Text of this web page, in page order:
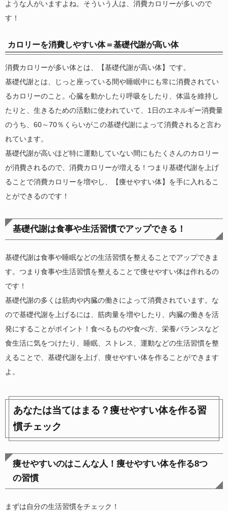
ような人がいますよね。そういう人は、消費カロリーが多いので
す！
カロリーを消費しやすい体＝基礎代謝が高い体
消費カロリーが多い体とは、【基礎代謝が高い体】です。
基礎代謝とは、じっと座っている間や睡眠中にも常に消費されてい
るカロリーのこと。心臓を動かしたり呼吸をしたり、体温を維持し
たりと、生きるための活動に使われていて、1日のエネルギー消費量
のうち、60～70％くらいがこの基礎代謝によって消費されると言わ
れています。
基礎代謝が高いほど特に運動していない間にもたくさんのカロリー
が消費されるので、消費カロリーが増える！つまり基礎代謝を上げ
ることで消費カロリーを増やし、【痩せやすい体】を手に入れるこ
とができるのです！
基礎代謝は食事や生活習慣でアップできる！
基礎代謝は食事や睡眠などの生活習慣を整えることでアップできま
す。つまり食事や生活習慣を整えることで痩せやすい体は作れるの
です！
基礎代謝の多くは筋肉や内臓の働きによって消費されています。な
ので基礎代謝を上げるには、筋肉量を増やしたり、内臓の働きを活
発にすることがポイント！食べるものや食べ方、栄養バランスなど
食生活に気をつけたり、睡眠、ストレス、運動などの生活習慣を整
えることで、基礎代謝を上げ、痩せやすい体を作ることができます
よ。
あなたは当てはまる？痩せやすい体を作る習
慣チェック
痩せやすいのはこんな人！痩せやすい体を作る8つ
の習慣
まずは自分の生活習慣をチェック！